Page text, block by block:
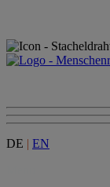
DE | EN